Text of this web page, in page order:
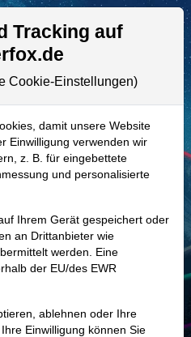
Aktien- und Artikelsuche
Houghton
2,92 Mrd. USD
1,89 Mrd. USD
Tracking auf
Cookie-Einstellungen)
damit unsere Website
Einwilligung verwenden wir
z. B. für eingebettete
und personalisierte
Ihrem Gerät gespeichert oder
an Drittanbieter wie
werden. Eine
der EU/des EWR
ablehnen oder Ihre
Einwilligung können Sie